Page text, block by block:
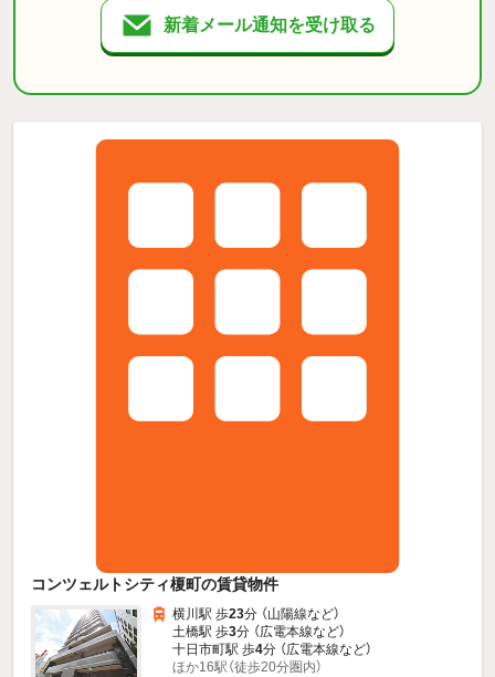
新着メール通知を受け取る
コンツェルトシティ榎町の賃貸物件
横川駅 歩23分 （山陽線など）
土橋駅 歩3分 （広電本線など）
十日市町駅 歩4分 （広電本線など）
ほか16駅（徒歩20分圏内）